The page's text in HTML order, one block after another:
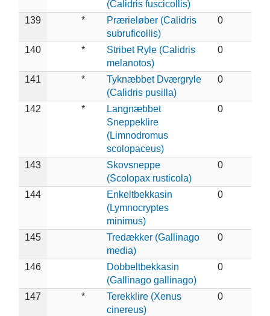
(Calidris fuscicollis)
139 *
Prærieløber (Calidris
subruficollis)
0
140 *
Stribet Ryle (Calidris
melanotos)
0
141 *
Tyknæbbet Dværgryle
(Calidris pusilla)
0
142 *
Langnæbbet
Sneppeklire
(Limnodromus
scolopaceus)
0
143
Skovsneppe
(Scolopax rusticola)
0
144
Enkeltbekkasin
(Lymnocryptes
minimus)
0
145
Tredækker (Gallinago
media)
0
146
Dobbeltbekkasin
(Gallinago gallinago)
0
147 *
Terekklire (Xenus
cinereus)
0